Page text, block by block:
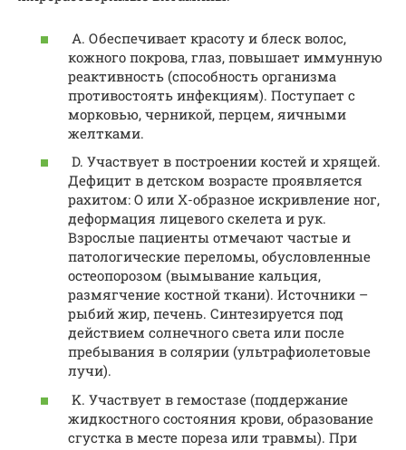
A. Обеспечивает красоту и блеск волос,
кожного покрова, глаз, повышает иммунную
реактивность (способность организма
противостоять инфекциям). Поступает с
морковью, черникой, перцем, яичными
желтками.
D. Участвует в построении костей и хрящей.
Дефицит в детском возрасте проявляется
рахитом: O или X-образное искривление ног,
деформация лицевого скелета и рук.
Взрослые пациенты отмечают частые и
патологические переломы, обусловленные
остеопорозом (вымывание кальция,
размягчение костной ткани). Источники –
рыбий жир, печень. Синтезируется под
действием солнечного света или после
пребывания в солярии (ультрафиолетовые
лучи).
K. Участвует в гемостазе (поддержание
жидкостного состояния крови, образование
сгустка в месте пореза или травмы). При